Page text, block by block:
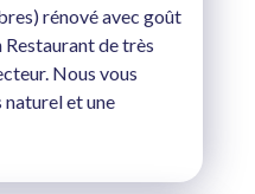
rénové avec goût
Restaurant de très
Nous vous
naturel et une